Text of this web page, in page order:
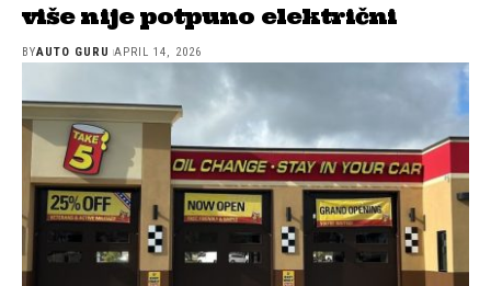
više nije potpuno električni
BYAUTO GURU APRIL 14, 2026